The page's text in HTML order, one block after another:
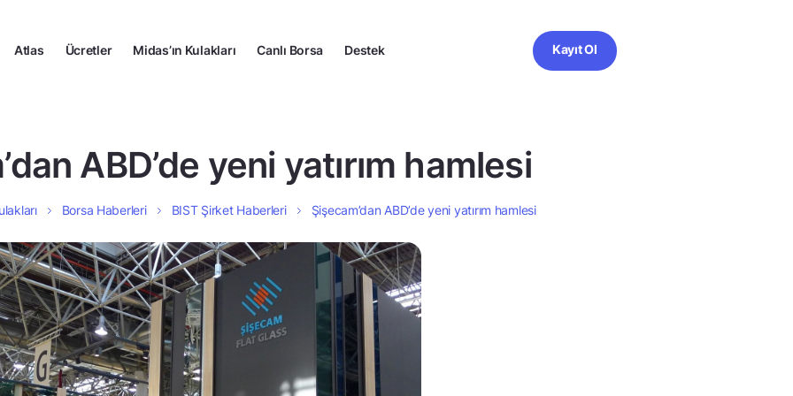
Atlas Ücretler Midas’ın Kulakları Canlı Borsa Destek Kayıt Ol
ABD’de yeni yatırım hamlesi
Borsa Haberleri BIST Şirket Haberleri Şişecam’dan ABD’de yeni yatırım hamlesi